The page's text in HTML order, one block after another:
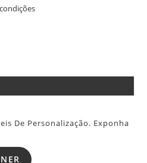
De Personalização. Exponha